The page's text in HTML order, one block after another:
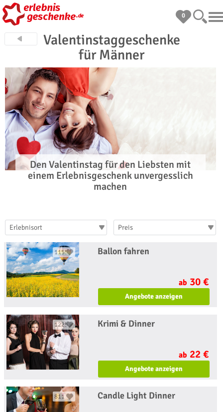
0
Valentinstaggeschenke
für Männer
Den Valentinstag für den Liebsten mit
einem Erlebnisgeschenk unvergesslich
machen
Erlebnisort Preis
1155 Ballon fahren
ab 30 €
Angebote anzeigen
1225 Krimi & Dinner
ab 22 €
Angebote anzeigen
811 Candle Light Dinner